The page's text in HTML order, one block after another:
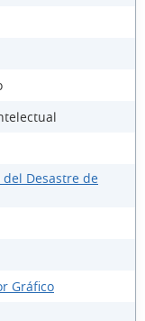
Desastre de
Gráfico